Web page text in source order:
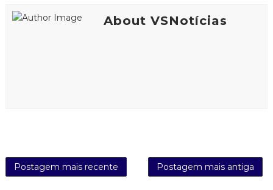
About VSNotícias
Postagem mais recente Postagem mais antiga